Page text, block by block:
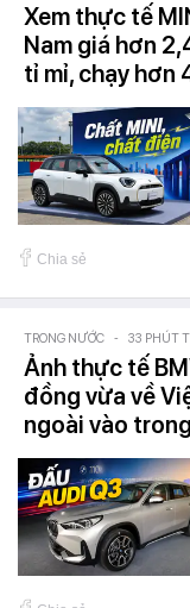
Xem thực tế
Nam giá hơn
tỉ mỉ, chạy hơn
Chia sẻ
TRONG NƯỚC - 33 PHÚT
Ảnh thực tế
đồng vừa về
ngoài vào